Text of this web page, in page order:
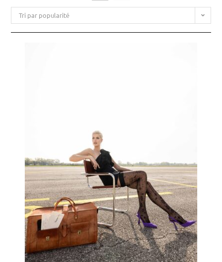
Tri par popularité